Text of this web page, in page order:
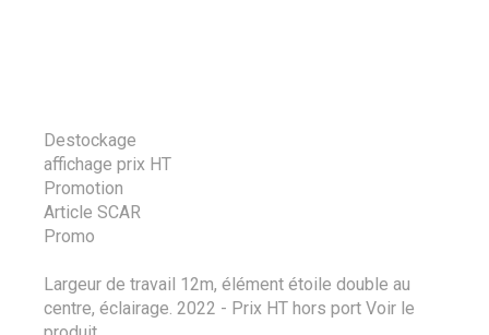
Destockage
affichage prix HT
Promotion
Article SCAR
Promo
Largeur de travail 12m, élément étoile double au
centre, éclairage. 2022 - Prix HT hors port Voir le